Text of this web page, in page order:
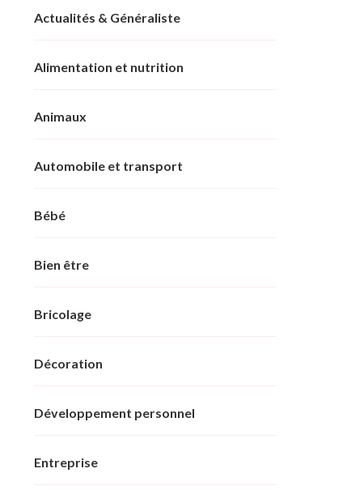
Actualités & Généraliste
Alimentation et nutrition
Animaux
Automobile et transport
Bébé
Bien être
Bricolage
Décoration
Développement personnel
Entreprise